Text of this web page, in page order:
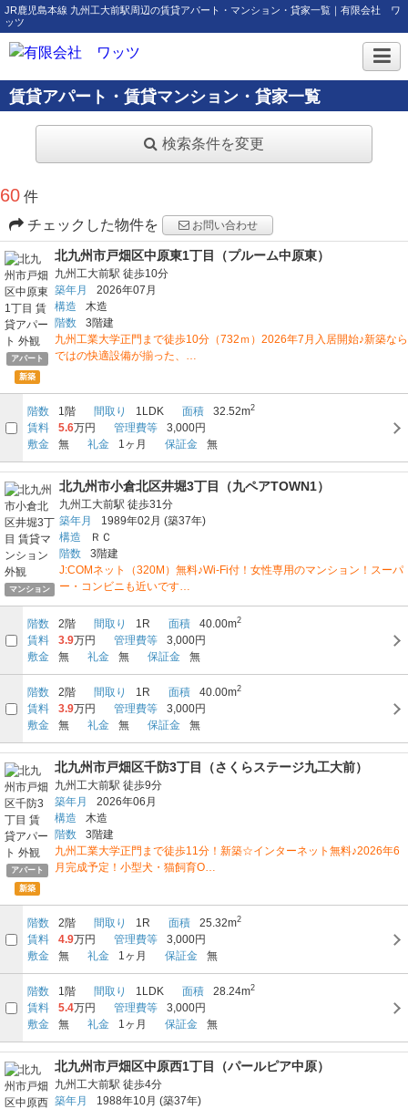
JR鹿児島本線 九州工大前駅周辺の賃貸アパート・マンション・貸家一覧｜有限会社 ワ
ッツ
賃貸アパート・賃貸マンション・貸家一覧
検索条件を変更
60 件
チェックした物件を
お問い合わせ
アパート
新築
北九州市戸畑区中原東1丁目（プルーム中原東）
九州工大前駅 徒歩10分
築年月
2026年07月
構造
木造
階数
3階建
九州工業大学正門まで徒歩10分（732ｍ）2026年7月入居開始♪新築なら
ではの快適設備が揃った、…
階数 1階 間取り 1LDK 面積 32.52m2
賃料 5.6万円 管理費等
3,000円
敷金
無 礼金 1ヶ月 保証金 無
マンション
北九州市小倉北区井堀3丁目（九ペアTOWN1）
九州工大前駅 徒歩31分
築年月
1989年02月 (築37年)
構造
ＲＣ
階数
3階建
J:COMネット（320M）無料♪Wi-Fi付！女性専用のマンション！スーパ
ー・コンビニも近いです…
階数 2階 間取り 1R 面積 40.00m2
賃料 3.9万円 管理費等
3,000円
敷金
無 礼金 無 保証金 無
階数 2階 間取り 1R 面積 40.00m2
賃料 3.9万円 管理費等
3,000円
敷金
無 礼金 無 保証金 無
アパート
新築
北九州市戸畑区千防3丁目（さくらステージ九工大前）
九州工大前駅 徒歩9分
築年月
2026年06月
構造
木造
階数
3階建
九州工業大学正門まで徒歩11分！新築☆インターネット無料♪2026年6
月完成予定！小型犬・猫飼育O…
階数 2階 間取り 1R 面積 25.32m2
賃料 4.9万円 管理費等
3,000円
敷金
無 礼金 1ヶ月 保証金 無
階数 1階 間取り 1LDK 面積 28.24m2
賃料 5.4万円 管理費等
3,000円
敷金
無 礼金 1ヶ月 保証金 無
北九州市戸畑区中原西1丁目（パールピア中原）
九州工大前駅 徒歩4分
築年月
1988年10月 (築37年)